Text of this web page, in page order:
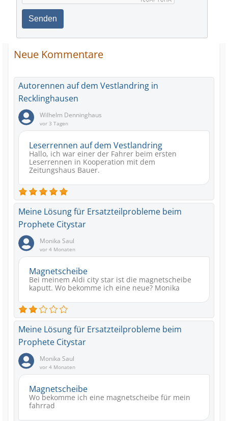
Senden
Neue Kommentare
Autorennen auf dem Vestlandring in
Recklinghausen
Wilhelm Denninghaus
vor 3 Tagen
Leserrennen auf dem Vestlandring
Hallo, ich war einer der Fahrer beim ersten
Leserrennen in Kooperation mit dem
Zeitungshaus Bauer.
Meine Lösung für Ersatzteilprobleme beim
Prophete Citystar
Monika Saul
vor 4 Monaten
Magnetscheibe
Bei meinem Aldi city star ist die magnetscheibe
kaputt. Wo bekomme ich eine neue? Monika
Meine Lösung für Ersatzteilprobleme beim
Prophete Citystar
Monika Saul
vor 4 Monaten
Magnetscheibe
Wo bekomme ich eine magnetscheibe für mein
fahrrad